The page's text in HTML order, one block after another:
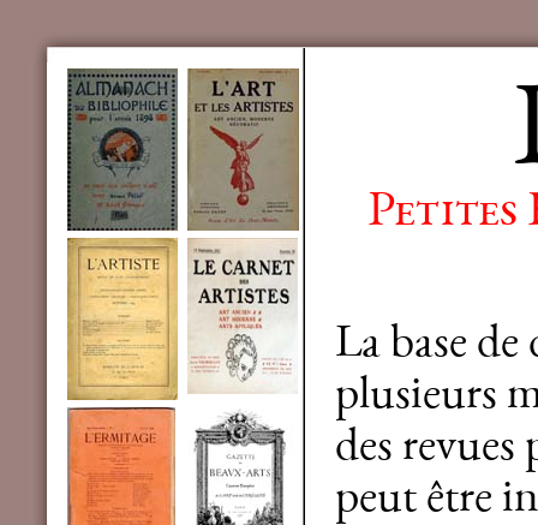
Petites
La base
plusieurs
des revues
peut être